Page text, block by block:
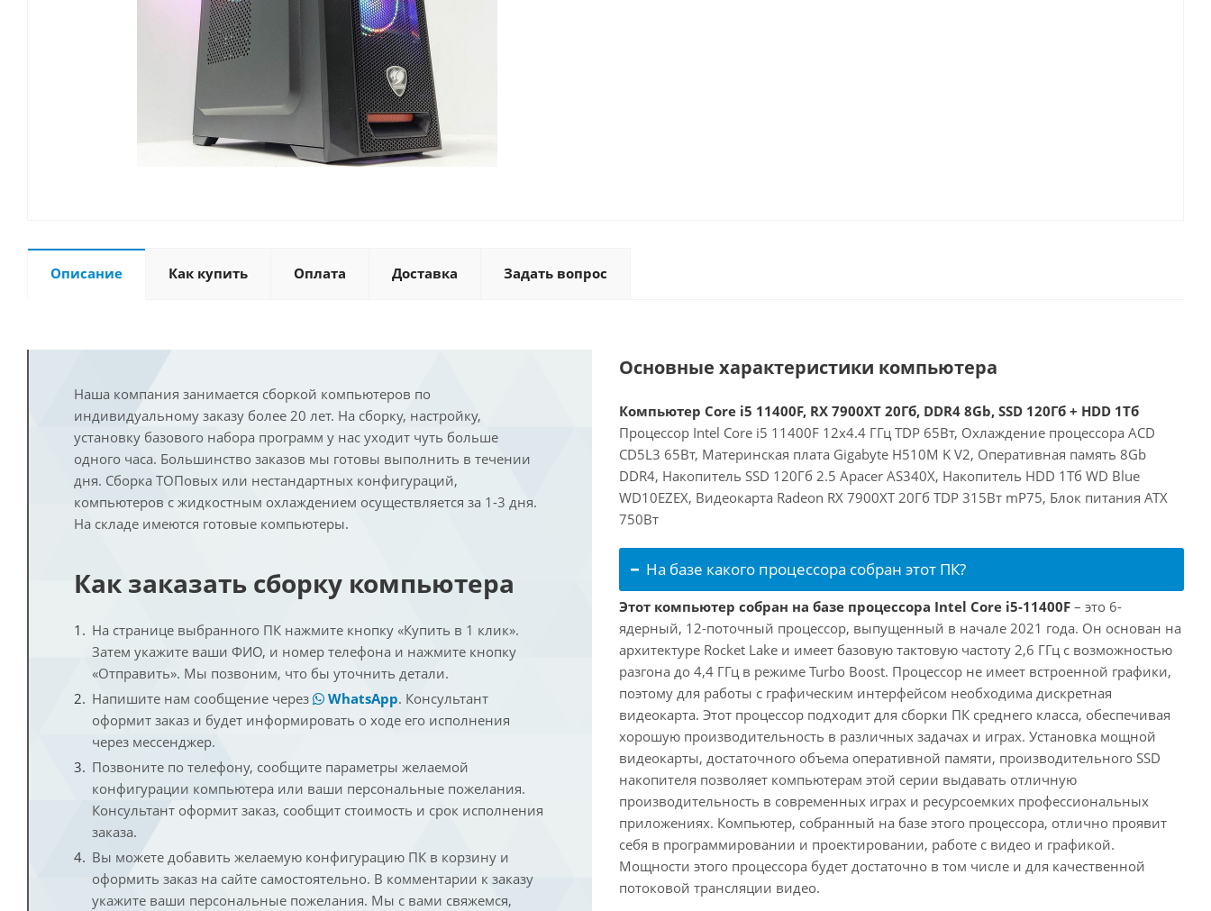
Описание Как купить Оплата Доставка Задать вопрос
Наша компания занимается сборкой компьютеров по
индивидуальному заказу более 20 лет. На сборку, настройку,
установку базового набора программ у нас уходит чуть больше
одного часа. Большинство заказов мы готовы выполнить в течении
дня. Сборка ТОПовых или нестандартных конфигураций,
компьютеров с жидкостным охлаждением осуществляется за 1-3 дня.
На складе имеются готовые компьютеры.
Как заказать сборку компьютера
На странице выбранного ПК нажмите кнопку «Купить в 1 клик».
Затем укажите ваши ФИО, и номер телефона и нажмите кнопку
«Отправить». Мы позвоним, что бы уточнить детали.
Напишите нам сообщение через
WhatsApp. Консультант
оформит заказ и будет информировать о ходе его исполнения
через мессенджер.
Позвоните по телефону, сообщите параметры желаемой
конфигурации компьютера или ваши персональные пожелания.
Консультант оформит заказ, сообщит стоимость и срок исполнения
заказа.
Вы можете добавить желаемую конфигурацию ПК в корзину и
оформить заказ на сайте самостоятельно. В комментарии к заказу
укажите ваши персональные пожелания. Мы с вами свяжемся,
Основные характеристики компьютера
Компьютер Core i5 11400F, RX 7900XT 20Гб, DDR4 8Gb, SSD 120Гб + HDD 1Тб
Процессор Intel Core i5 11400F 12x4.4 ГГц TDP 65Вт, Охлаждение процессора ACD
CD5L3 65Вт, Материнская плата Gigabyte H510M K V2, Оперативная память 8Gb
DDR4, Накопитель SSD 120Гб 2.5 Apacer AS340X, Накопитель HDD 1Тб WD Blue
WD10EZEX, Видеокарта Radeon RX 7900XT 20Гб TDP 315Вт mP75, Блок питания ATX
750Вт
На базе какого процессора собран этот ПК?
Этот компьютер собран на базе процессора Intel Core i5-11400F – это 6-
ядерный, 12-поточный процессор, выпущенный в начале 2021 года. Он основан на
архитектуре Rocket Lake и имеет базовую тактовую частоту 2,6 ГГц с возможностью
разгона до 4,4 ГГц в режиме Turbo Boost. Процессор не имеет встроенной графики,
поэтому для работы с графическим интерфейсом необходима дискретная
видеокарта. Этот процессор подходит для сборки ПК среднего класса, обеспечивая
хорошую производительность в различных задачах и играх. Установка мощной
видеокарты, достаточного объема оперативной памяти, производительного SSD
накопителя позволяет компьютерам этой серии выдавать отличную
производительность в современных играх и ресурсоемких профессиональных
приложениях. Компьютер, собранный на базе этого процессора, отлично проявит
себя в программировании и проектировании, работе с видео и графикой.
Мощности этого процессора будет достаточно в том числе и для качественной
потоковой трансляции видео.